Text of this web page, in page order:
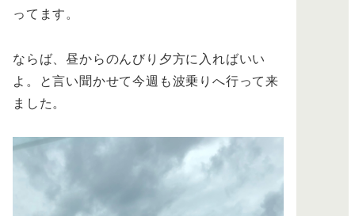
ってます。
ならば、昼からのんびり夕方に入ればいい
よ。と言い聞かせて今週も波乗りへ行って来
ました。